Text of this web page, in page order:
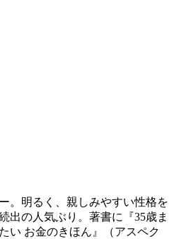
。明るく、親しみやすい性格を
出の人気ぶり。著書に『35歳ま
い お金のきほん』（アスペク